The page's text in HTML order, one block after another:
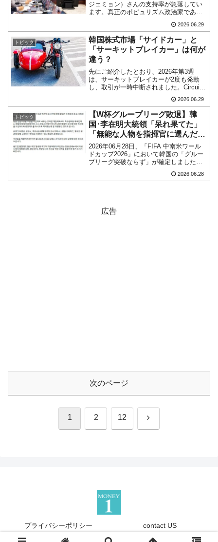
ジェミョン）さんの支持率が急落してい
ます。真正のポピュリズム政治家である
は、何か自身の求心力を上げるために手
を打たないとなりません。狙いは半導体
産業です。韓国政府は『サム...
2026.06.29
トピック
韓国株式市場「サイドカー」と
「サーキットブレイカー」は何が
違う？
先にご紹介したとおり、2026年第3週
は、サーキットブレイカーが2度も発動
し、取引が一時中断されました。Circuit
ともと電気設備の遮断器を意味します。
家庭の分電盤に付いているブレーカー
は、電...
2026.06.29
トピック
【W杯グループリーグ敗退】韓
国･李在明大統領「呆れ果てた」
「無能な人物を指揮官に選んだ結
果だ」⇒ これが大統領の言葉な
のか？
2026年06月28日、「FIFA 中南米ワール
ドカップ2026」において韓国の「グルー
プリーグ突破ならず」が確定しました。
国は「蜜の組でグループリーグ突破は確
2026.06.28
広告
次のページ
1 2 12 次
プライバシーポリシー contact US